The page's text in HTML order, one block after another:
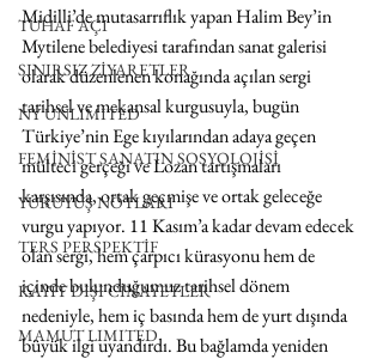
TUHAF AÇI
SINIRSIZ ZİYARETLER
NY UNLIMITED
FEMİNİST SANATIN SOSYOLOJİSİ
YÜRÜYÜŞ NOTLARI
TERS PERSPEKTİF
KAYIT DIŞI CİNAYETLER
MAMUT LIMITED
Midilli’de mutasarrıflık yapan Halim Bey’in
Mytilene belediyesi tarafından sanat galerisi
olarak düzenlenen konağında açılan sergi
tarihsel ve mekansal kurgusuyla, bugün
Türkiye’nin Ege kıyılarından adaya geçen
mülteci gerçeği ve Lozan tartışmaları
karşısında, ortak geçmişe ve ortak geleceğe
vurgu yapıyor. 11 Kasım’a kadar devam edecek
olan sergi, hem çarpıcı kürasyonu hem de
içinde bulunduğumuz tarihsel dönem
nedeniyle, hem iç basında hem de yurt dışında
büyük ilgi uyandırdı. Bu bağlamda yeniden